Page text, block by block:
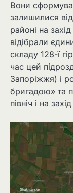
Вони
залишилися
районі на
відібрали
складу 128-ї
час цей
Запоріжжя) і
бригадою» та
північ і на